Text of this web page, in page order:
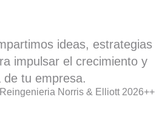
ideas, estrategias
impulsar el crecimiento y
de tu empresa.
Reingenieria Norris & Elliott 2026++